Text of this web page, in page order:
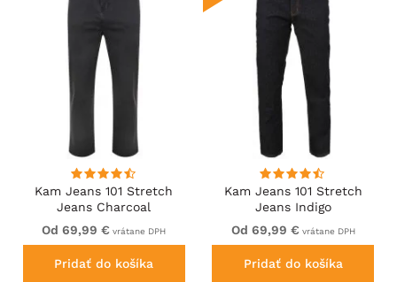
Kam Jeans 101 Stretch
Jeans Charcoal
Od 69,99 € vrátane DPH
Pridať do košíka
Kam Jeans 101 Stretch
Jeans Indigo
Od 69,99 € vrátane DPH
Pridať do košíka